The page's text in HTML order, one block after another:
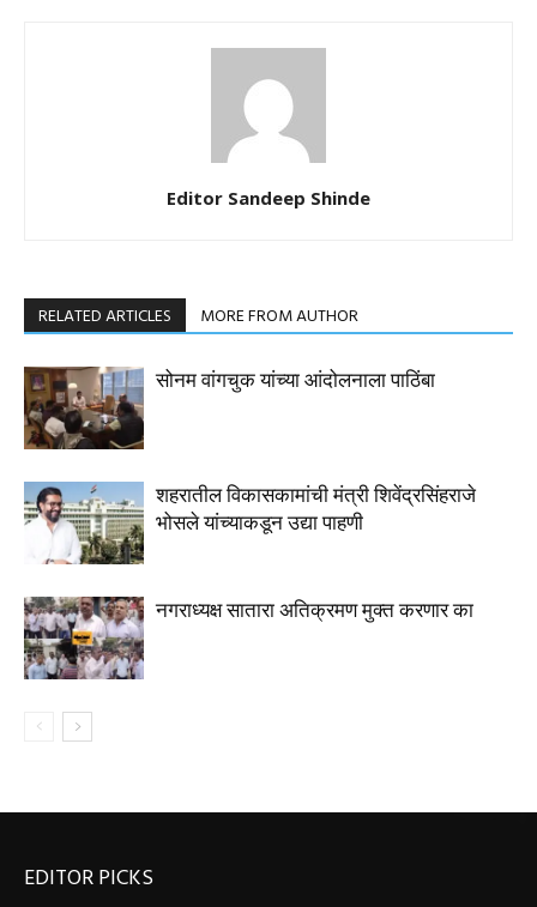
Editor Sandeep Shinde
RELATED ARTICLES MORE FROM AUTHOR
सोनम वांगचुक यांच्या आंदोलनाला पाठिंबा
शहरातील विकासकामांची मंत्री शिवेंद्रसिंहराजे
भोसले यांच्याकडून उद्या पाहणी
नगराध्यक्ष सातारा अतिक्रमण मुक्त करणार का
EDITOR PICKS